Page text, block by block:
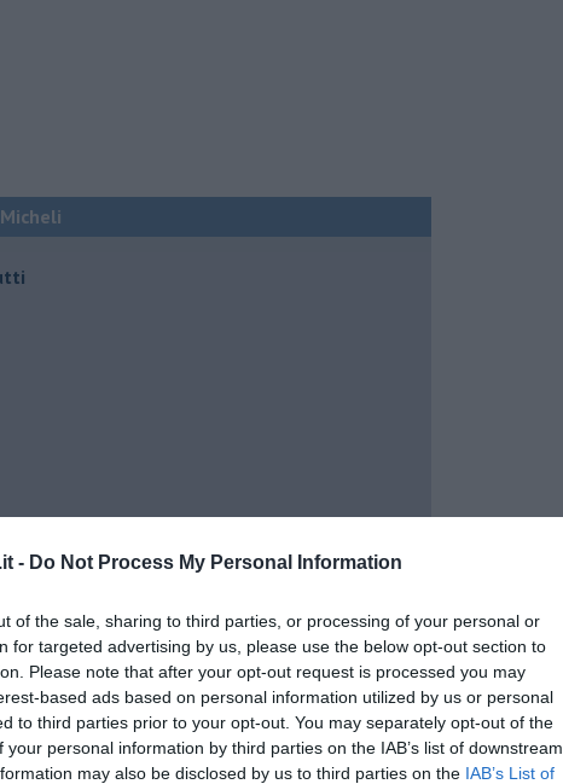
- Do Not Process My Personal Information
of the sale, sharing to third parties, or processing of your personal or
for targeted advertising by us, please use the below opt-out section to
Please note that after your opt-out request is processed you may
based ads based on personal information utilized by us or personal
to third parties prior to your opt-out. You may separately opt-out of the
personal information by third parties on the IAB’s list of downstream
may also be disclosed by us to third parties on the IAB’s List of